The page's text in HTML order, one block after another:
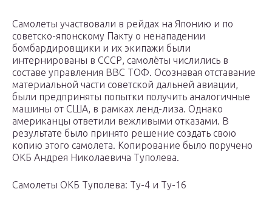
Самолеты участвовали в рейдах на Японию и по
советско-японскому Пакту о ненападении
бомбардировщики и их экипажи были
интернированы в СССР, самолёты числились в
составе управления ВВС ТОФ. Осознавая отставание
материальной части советской дальней авиации,
были предприняты попытки получить аналогичные
машины от США, в рамках ленд-лиза. Однако
американцы ответили вежливыми отказами. В
результате было принято решение создать свою
копию этого самолета. Копирование было поручено
ОКБ Андрея Николаевича Туполева.
Самолеты ОКБ Туполева: Ту-4 и Ту-16